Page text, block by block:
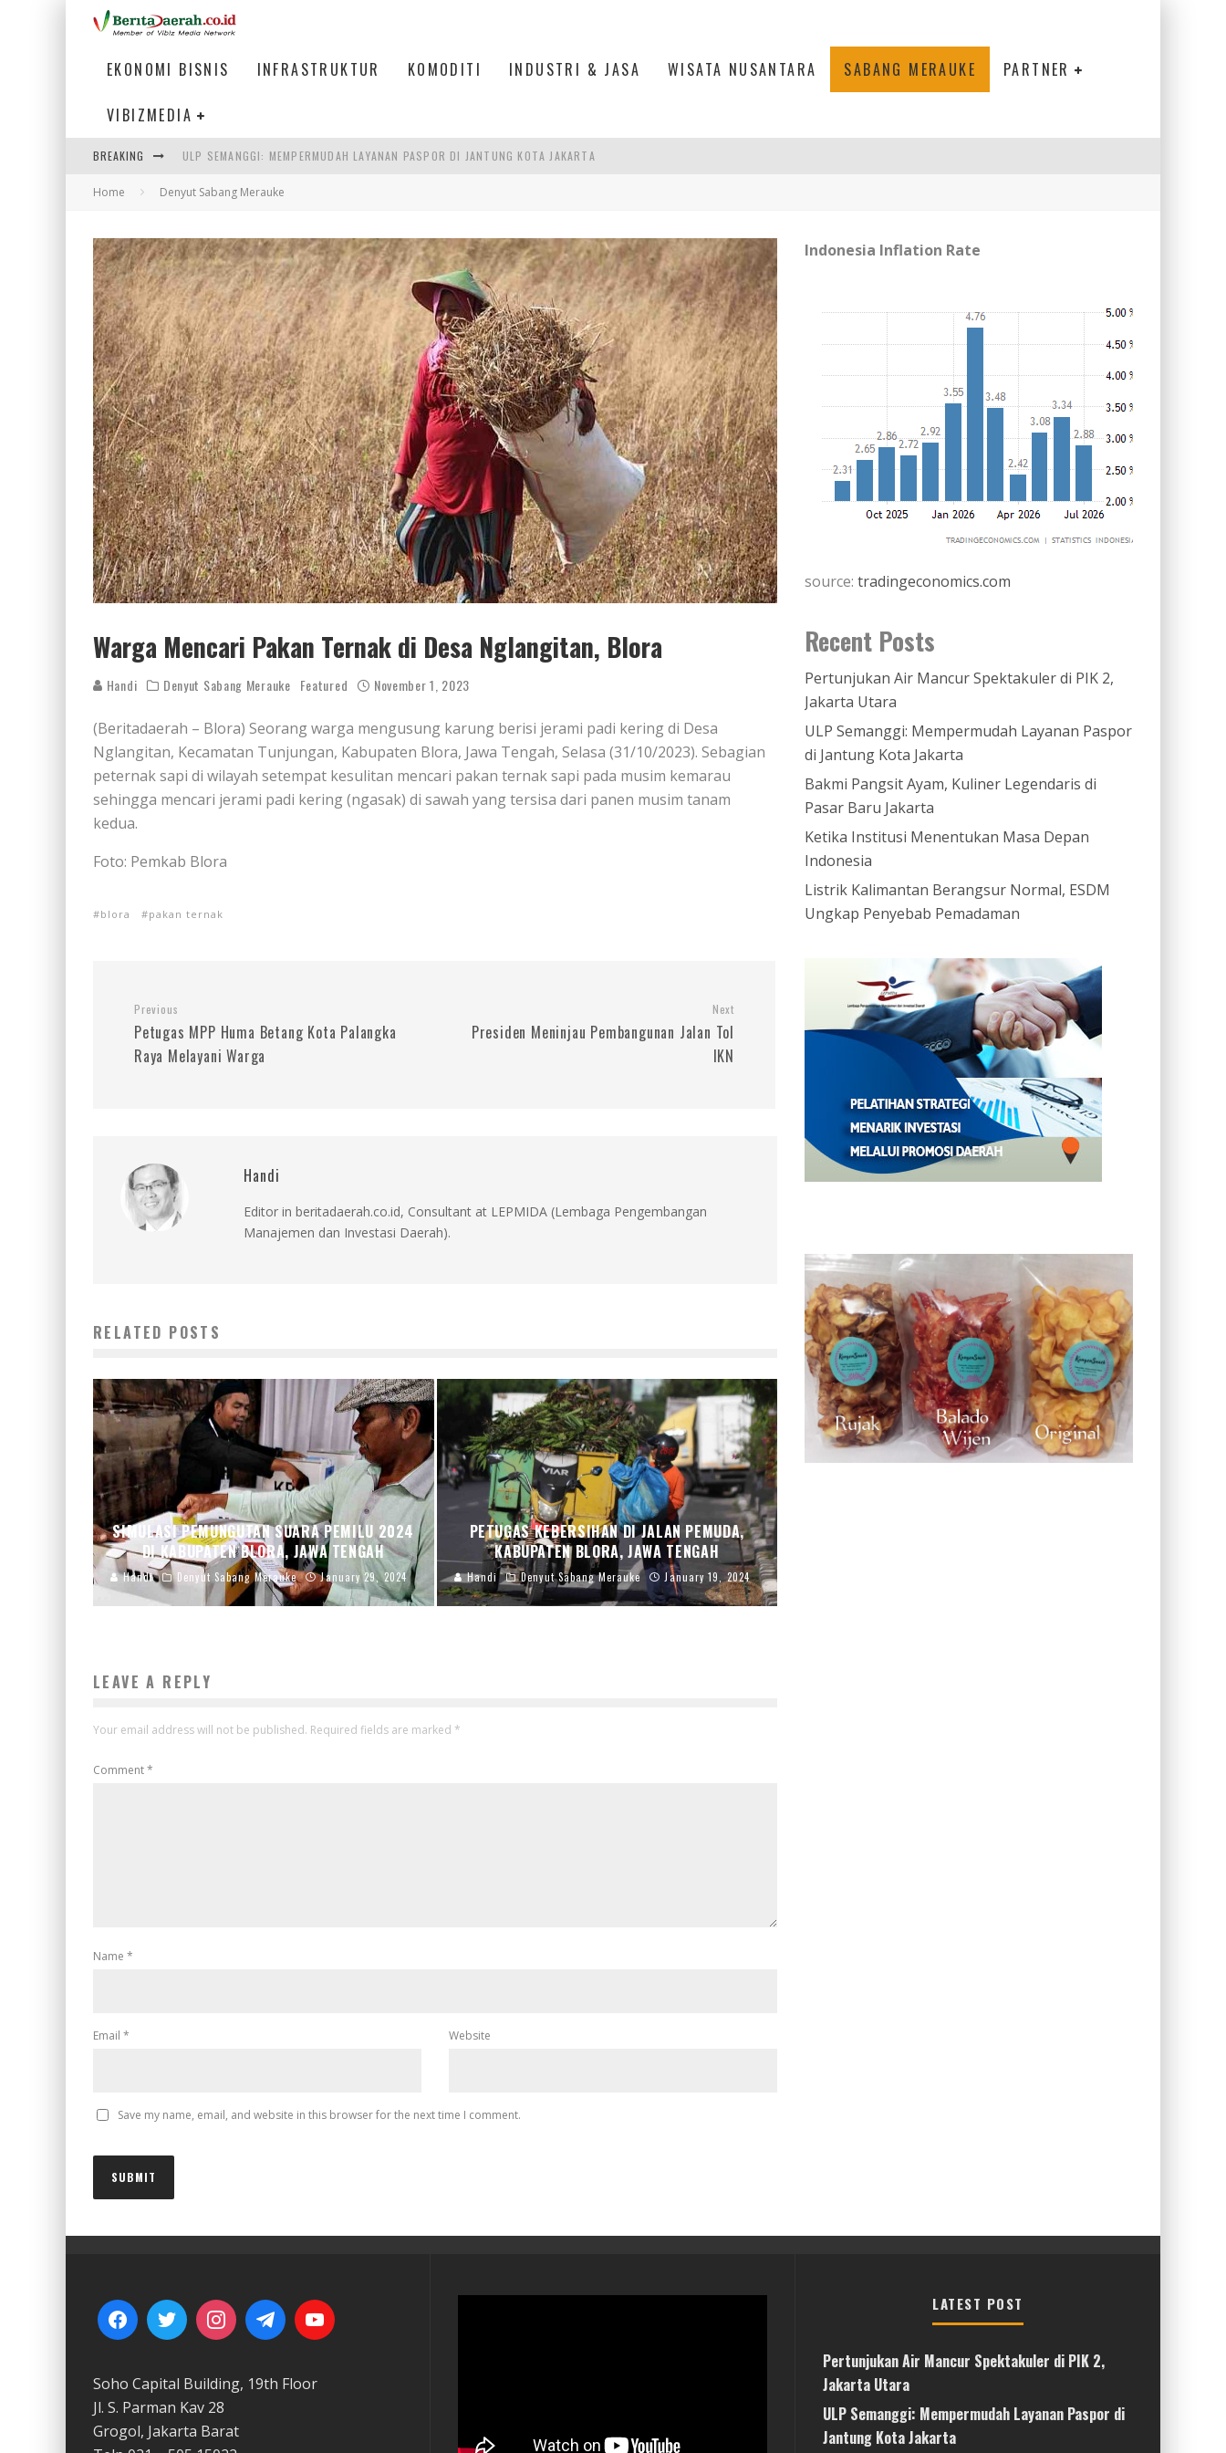
EKONOMI BISNIS INFRASTRUKTUR KOMODITI INDUSTRI & JASA WISATA NUSANTARA SABANG MERAUKE PARTNER
VIBIZMEDIA
BREAKING ULP SEMANGGI: MEMPERMUDAH LAYANAN PASPOR DI JANTUNG KOTA JAKARTA
BAKMI PANGSIT AYAM, KULINER LEGENDARIS DI PASAR BARU JAKARTA
PERTUNJUKAN AIR MANCUR SPEKTAKULER DI PIK 2, JAKARTA UTARA
Home Denyut Sabang Merauke
Warga Mencari Pakan Ternak di Desa Nglangitan, Blora
Handi Denyut Sabang Merauke Featured November 1, 2023
(Beritadaerah – Blora) Seorang warga mengusung karung berisi jerami padi kering di Desa
Nglangitan, Kecamatan Tunjungan, Kabupaten Blora, Jawa Tengah, Selasa (31/10/2023). Sebagian
peternak sapi di wilayah setempat kesulitan mencari pakan ternak sapi pada musim kemarau
sehingga mencari jerami padi kering (ngasak) di sawah yang tersisa dari panen musim tanam
kedua.
Foto: Pemkab Blora
blora pakan ternak
Previous
Petugas MPP Huma Betang Kota Palangka
Raya Melayani Warga
Next
Presiden Meninjau Pembangunan Jalan Tol
IKN
Handi
Editor in beritadaerah.co.id, Consultant at LEPMIDA (Lembaga Pengembangan
Manajemen dan Investasi Daerah).
RELATED POSTS
SIMULASI PEMUNGUTAN SUARA PEMILU 2024
DI KABUPATEN BLORA, JAWA TENGAH
Handi Denyut Sabang Merauke January 29, 2024
PETUGAS KEBERSIHAN DI JALAN PEMUDA,
KABUPATEN BLORA, JAWA TENGAH
Handi Denyut Sabang Merauke January 19, 2024
LEAVE A REPLY
Your email address will not be published. Required fields are marked *
Comment*
Name *
Email * Website
Save my name, email, and website in this browser for the next time I comment.
Indonesia Inflation Rate
source: tradingeconomics.com
Recent Posts
Pertunjukan Air Mancur Spektakuler di PIK 2,
Jakarta Utara
ULP Semanggi: Mempermudah Layanan Paspor
di Jantung Kota Jakarta
Bakmi Pangsit Ayam, Kuliner Legendaris di
Pasar Baru Jakarta
Ketika Institusi Menentukan Masa Depan
Indonesia
Listrik Kalimantan Berangsur Normal, ESDM
Ungkap Penyebab Pemadaman
Soho Capital Building, 19th Floor
Jl. S. Parman Kav 28
Grogol, Jakarta Barat
LATEST POST
Pertunjukan Air Mancur Spektakuler di PIK 2,
Jakarta Utara
ULP Semanggi: Mempermudah Layanan Paspor di
Jantung Kota Jakarta